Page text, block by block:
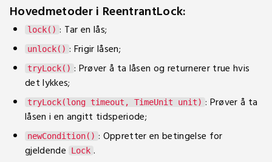
Hovedmetoder i ReentrantLock:
lock() : Tar en lås;
unlock() : Frigir låsen;
tryLock() : Prøver å ta låsen og returnerer true hvis
det lykkes;
tryLock(long timeout, TimeUnit unit) : Prøver å ta
låsen i en angitt tidsperiode;
newCondition() : Oppretter en betingelse for
gjeldende
Lock .